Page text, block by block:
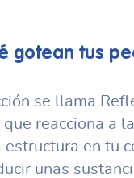
gotean tus
se llama
reacciona a
estructura en tu
unas